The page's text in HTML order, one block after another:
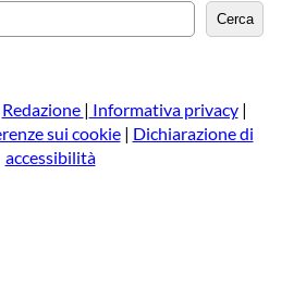
e
a
Cerca
Redazione | Informativa privacy|
sui cookie| Dichiarazione di
accessibilità